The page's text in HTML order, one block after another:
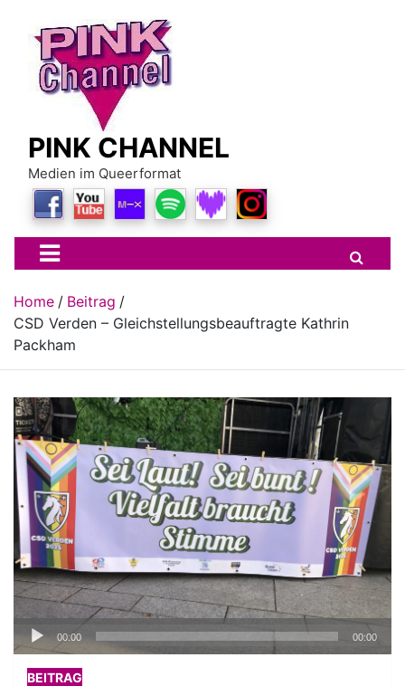
content
PINK CHANNEL
Medien im Queerformat
Home
Beitrag
CSD Verden – Gleichstellungsbeauftragte Kathrin
Packham
Audio-
Player
00:00 00:00
BEITRAG